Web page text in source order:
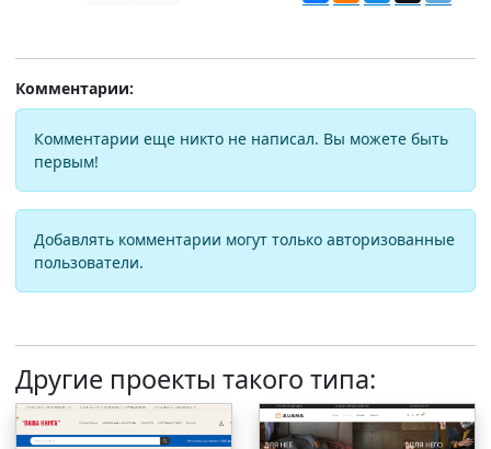
Комментарии:
Комментарии еще никто не написал. Вы можете быть
первым!
Добавлять комментарии могут только авторизованные
пользователи.
Другие проекты такого типа: